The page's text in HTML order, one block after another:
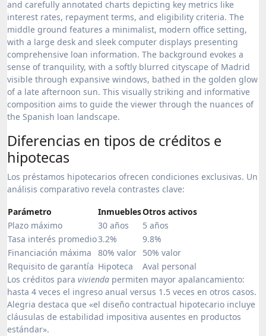
Diferencias en tipos de créditos e
hipotecas
Los préstamos hipotecarios ofrecen condiciones exclusivas. Un
análisis comparativo revela contrastes clave:
Parámetro
InmueblesOtros activos
Plazo máximo
30 años
5 años
Tasa interés promedio3.2%
9.8%
Financiación máxima
80% valor 50% valor
Requisito de garantía Hipoteca
Aval personal
Los créditos para vivienda permiten mayor apalancamiento:
hasta 4 veces el ingreso anual versus 1.5 veces en otros casos.
Alegria destaca que «el diseño contractual hipotecario incluye
cláusulas de estabilidad impositiva ausentes en productos
estándar».